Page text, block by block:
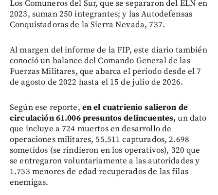
Los Comuneros del Sur, que se separaron del ELN en
2023, suman 250 integrantes; y las Autodefensas
Conquistadoras de la Sierra Nevada, 737.
Al margen del informe de la FIP, este diario también
conoció un balance del Comando General de las
Fuerzas Militares, que abarca el periodo desde el 7
de agosto de 2022 hasta el 15 de julio de 2026.
Según ese reporte, en el cuatrienio salieron de
circulación 61.006 presuntos delincuentes,un dato
que incluye a 724 muertos en desarrollo de
operaciones militares, 55.511 capturados, 2.698
sometidos (se rindieron en los operativos), 320 que
se entregaron voluntariamente a las autoridades y
1.753 menores de edad recuperados de las filas
enemigas.